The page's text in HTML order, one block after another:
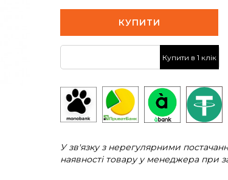
КУПИТИ
Купити в 1 клік
У зв'язку з нерегулярними
наявності товару у менеджера при